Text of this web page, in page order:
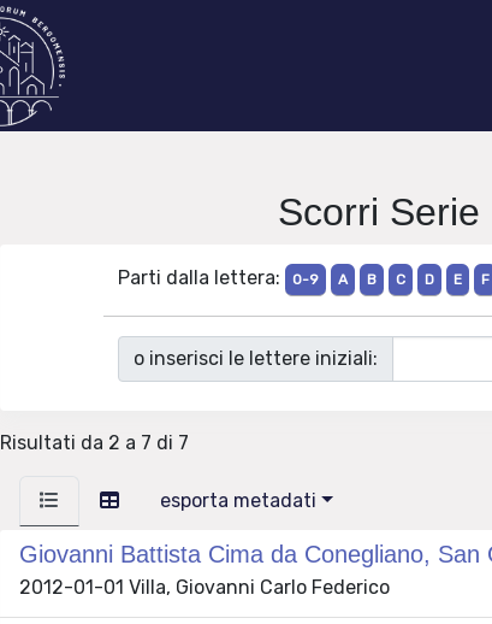
Scorri Serie
Parti dalla lettera: 0-9 A B C D E F
o inserisci le lettere iniziali:
Risultati da 2 a 7 di 7
esporta metadati
Giovanni Battista Cima da Conegliano, San
2012-01-01 Villa, Giovanni Carlo Federico